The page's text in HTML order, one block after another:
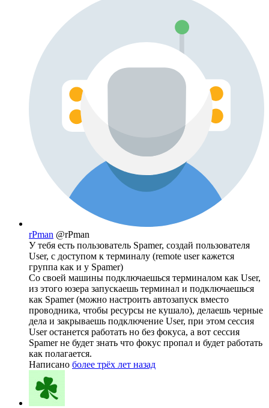
rPman @rPman
У тебя есть пользователь Spamer, создай пользователя
User, с доступом к терминалу (remote user кажется
группа как и у Spamer)
Со своей машины подключаешься терминалом как User,
из этого юзера запускаешь терминал и подключаешься
как Spamer (можно настроить автозапуск вместо
проводника, чтобы ресурсы не кушало), делаешь черные
дела и закрываешь подключение User, при этом сессия
User останется работать но без фокуса, а вот сессия
Spamer не будет знать что фокус пропал и будет работать
как полагается.
Написано более трёх лет назад